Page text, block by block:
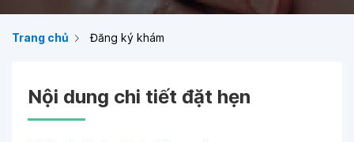
Trang chủ Đăng ký khám
Nội dung chi tiết đặt hẹn